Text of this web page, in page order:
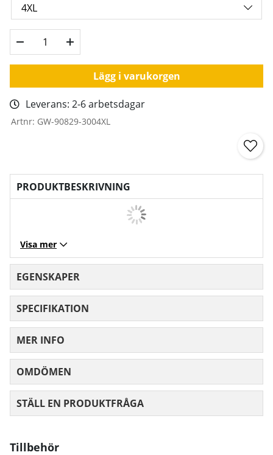
Lägg i varukorgen
Leverans: 2-6 arbetsdagar
Artnr: GW-90829-3004XL
PRODUKTBESKRIVNING
Visa mer
EGENSKAPER
SPECIFIKATION
MER INFO
OMDÖMEN
STÄLL EN PRODUKTFRÅGA
Tillbehör